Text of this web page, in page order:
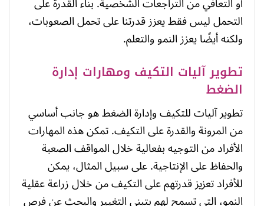
التحمل ليس فقط يعزز قدرتنا على تحمل الصعوبات،
ولكنه أيضًا يعزز النمو والتعلم.
تطوير آليات التكيف ومهارات إدارة
الضغط
تطوير آليات للتكيف وإدارة الضغط هو جانب أساسي
من المرونة والقدرة على التكيف. تمكن هذه المهارات
الأفراد من التوجيه بفعالية خلال المواقف الصعبة
والحفاظ على الإنتاجية. على سبيل المثال، يمكن
للأفراد تعزيز قدرتهم على التكيف من خلال زراعة عقلية
النمو، التي تسمح لهم بتبني التغيير والبحث عن فرص